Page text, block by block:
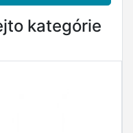
kategórie